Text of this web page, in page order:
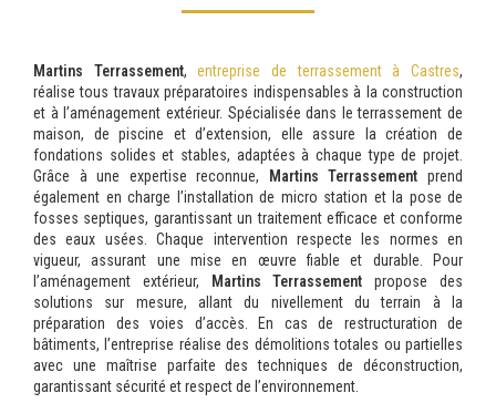
Martins Terrassement,entreprise de terrassement à Castres,
réalise tous travaux préparatoires indispensables à la construction
et à l’aménagement extérieur. Spécialisée dans le terrassement de
maison, de piscine et d’extension, elle assure la création de
fondations solides et stables, adaptées à chaque type de projet.
Grâce à une expertise reconnue, Martins Terrassement prend
également en charge l’installation de micro station et la pose de
fosses septiques, garantissant un traitement efficace et conforme
des eaux usées. Chaque intervention respecte les normes en
vigueur, assurant une mise en œuvre fiable et durable. Pour
l’aménagement extérieur, Martins Terrassement propose des
solutions sur mesure, allant du nivellement du terrain à la
préparation des voies d’accès. En cas de restructuration de
bâtiments, l’entreprise réalise des démolitions totales ou partielles
avec une maîtrise parfaite des techniques de déconstruction,
garantissant sécurité et respect de l’environnement.